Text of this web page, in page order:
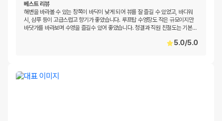
베스트 리뷰
해변을 바라볼 수 있는 창쪽이 바닥이 낮게 되어 뷰를 잘 즐길 수 있었고, 바디워
시, 샴푸 등이 고급스럽고 향기가 좋았습니다. 루프탑 수영장도 작은 규모이지만
바닷가를 바라보며 수영을 즐길수 있어 좋았습니다. 청결과 직원 친절도는 기본…
5.0/5.0